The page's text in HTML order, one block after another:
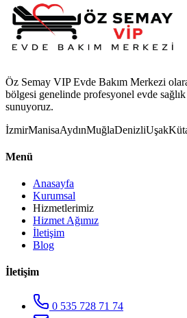
Öz Semay VIP Evde Bakım Merkezi
bölgesi genelinde profesyonel evde
sunuyoruz.
İzmirManisaAydınMuğlaDenizliUşak
Menü
Anasayfa
Kurumsal
Hizmetlerimiz
Hizmet Ağımız
İletişim
Blog
İletişim
0 535 728 71 74